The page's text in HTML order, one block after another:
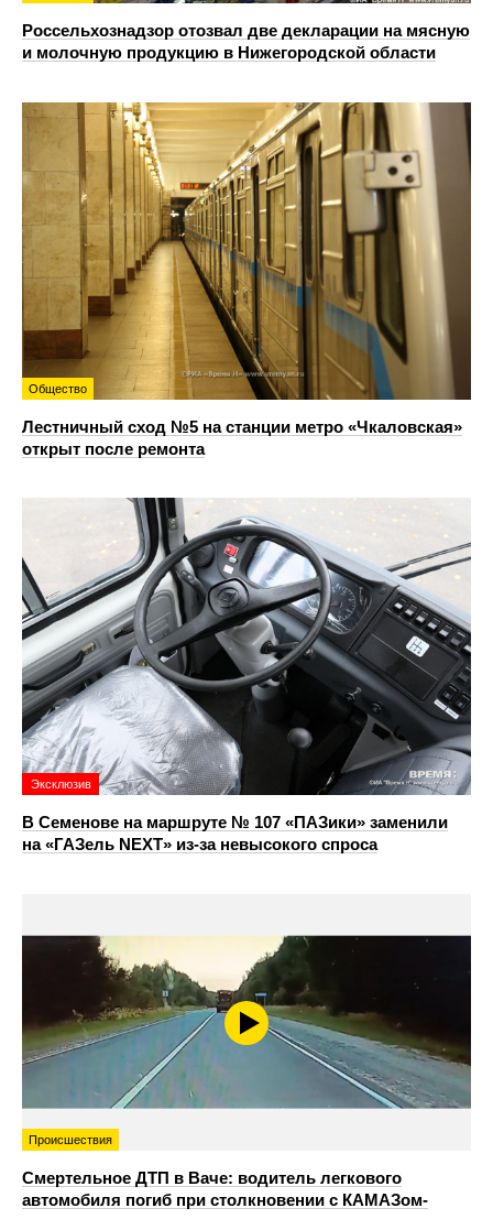
Россельхознадзор отозвал две декларации на мясную
и молочную продукцию в Нижегородской области
Общество
Лестничный сход №5 на станции метро «Чкаловская»
открыт после ремонта
Эксклюзив
В Семенове на маршруте № 107 «ПАЗики» заменили
на «ГАЗель NEXT» из‑за невысокого спроса
Происшествия
Смертельное ДТП в Ваче: водитель легкового
автомобиля погиб при столкновении с КАМАЗом-